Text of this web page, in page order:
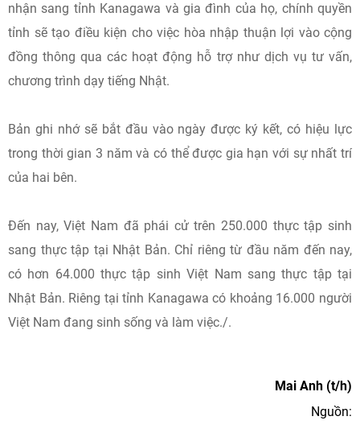
nhận sang tỉnh Kanagawa và gia đình của họ, chính quyền
tỉnh sẽ tạo điều kiện cho việc hòa nhập thuận lợi vào cộng
đồng thông qua các hoạt động hỗ trợ như dịch vụ tư vấn,
chương trình dạy tiếng Nhật.
Bản ghi nhớ sẽ bắt đầu vào ngày được ký kết, có hiệu lực
trong thời gian 3 năm và có thể được gia hạn với sự nhất trí
của hai bên.
Đến nay, Việt Nam đã phái cử trên 250.000 thực tập sinh
sang thực tập tại Nhật Bản. Chỉ riêng từ đầu năm đến nay,
có hơn 64.000 thực tập sinh Việt Nam sang thực tập tại
Nhật Bản. Riêng tại tỉnh Kanagawa có khoảng 16.000 người
Việt Nam đang sinh sống và làm việc./.
Mai Anh (t/h)
Nguồn: